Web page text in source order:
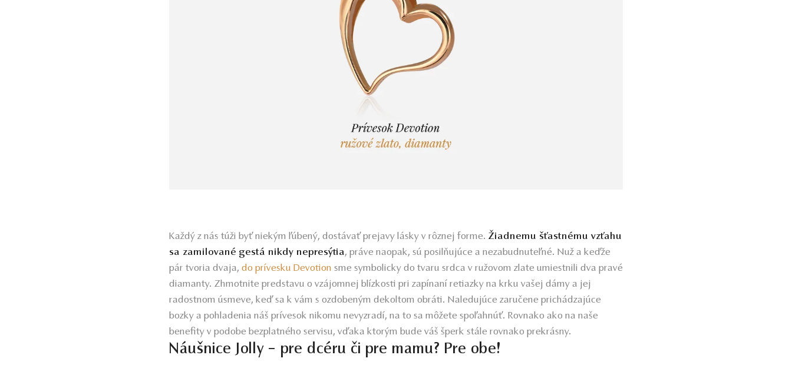
Každý z nás túži byť niekým ľúbený, dostávať prejavy lásky v rôznej forme. Žiadnemu šťastnému vzťahu
sa zamilované gestá nikdy nepresýtia, práve naopak, sú posilňujúce a nezabudnuteľné. Nuž a keďže
pár tvoria dvaja, do prívesku Devotion sme symbolicky do tvaru srdca v ružovom zlate umiestnili dva pravé
diamanty. Zhmotnite predstavu o vzájomnej blízkosti pri zapínaní retiazky na krku vašej dámy a jej
radostnom úsmeve, keď sa k vám s ozdobeným dekoltom obráti. Naledujúce zaručene prichádzajúce
bozky a pohladenia náš prívesok nikomu nevyzradí, na to sa môžete spoľahnúť. Rovnako ako na naše
benefity v podobe bezplatného servisu, vďaka ktorým bude váš šperk stále rovnako prekrásny.
Náušnice Jolly – pre dcéru či pre mamu? Pre obe!